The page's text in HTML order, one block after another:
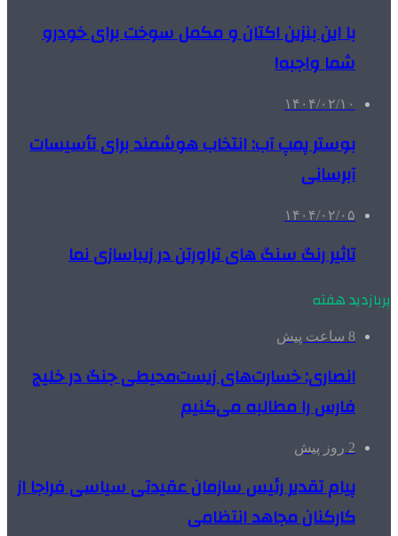
با این بنزین اکتان و مکمل سوخت برای خودرو
شما واجبه!
۱۴۰۴/۰۲/۱۰
بوستر پمپ آب: انتخاب هوشمند برای تأسیسات
آبرسانی
۱۴۰۴/۰۲/۰۵
تاثیر رنگ سنگ های تراورتن در زیباسازی نما
پربازدید هفته
8 ساعت پیش
انصاری: خسارت‌های زیست‌محیطی جنگ در خلیج
فارس را مطالبه‌ می‌کنیم
2 روز پیش
پیام تقدیر رئیس سازمان عقیدتی سیاسی فراجا از
کارکنان مجاهد انتظامی